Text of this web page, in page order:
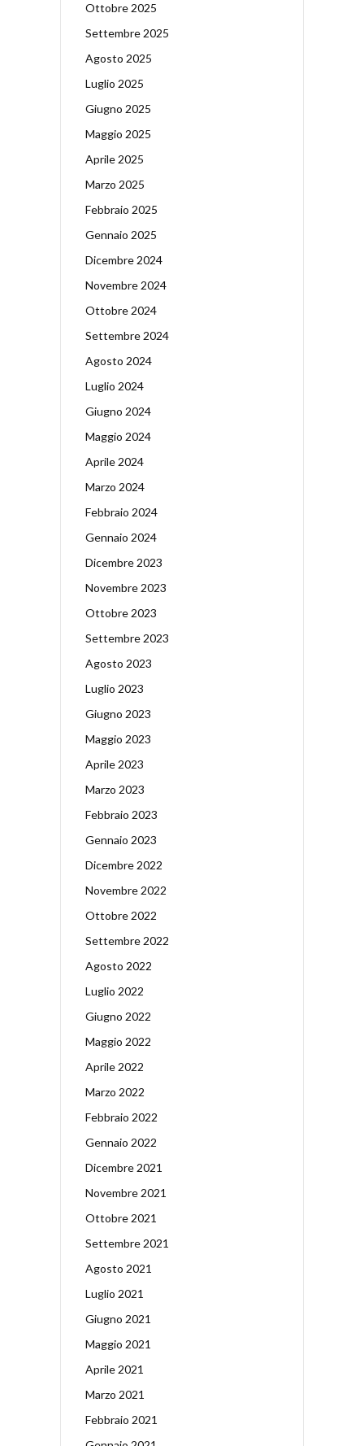
Ottobre 2025
Settembre 2025
Agosto 2025
Luglio 2025
Giugno 2025
Maggio 2025
Aprile 2025
Marzo 2025
Febbraio 2025
Gennaio 2025
Dicembre 2024
Novembre 2024
Ottobre 2024
Settembre 2024
Agosto 2024
Luglio 2024
Giugno 2024
Maggio 2024
Aprile 2024
Marzo 2024
Febbraio 2024
Gennaio 2024
Dicembre 2023
Novembre 2023
Ottobre 2023
Settembre 2023
Agosto 2023
Luglio 2023
Giugno 2023
Maggio 2023
Aprile 2023
Marzo 2023
Febbraio 2023
Gennaio 2023
Dicembre 2022
Novembre 2022
Ottobre 2022
Settembre 2022
Agosto 2022
Luglio 2022
Giugno 2022
Maggio 2022
Aprile 2022
Marzo 2022
Febbraio 2022
Gennaio 2022
Dicembre 2021
Novembre 2021
Ottobre 2021
Settembre 2021
Agosto 2021
Luglio 2021
Giugno 2021
Maggio 2021
Aprile 2021
Marzo 2021
Febbraio 2021